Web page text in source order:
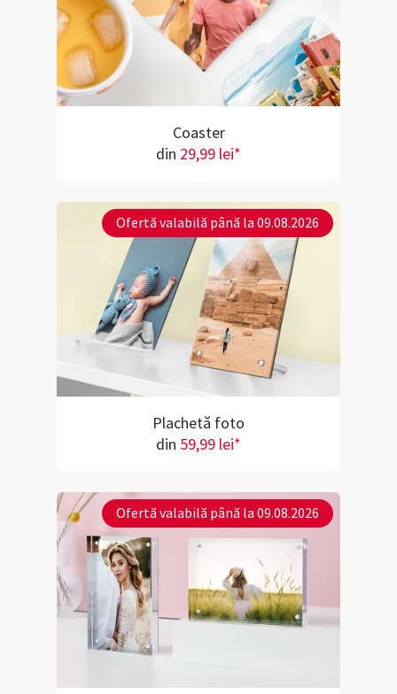
Coaster
din 29,99 lei*
Ofertă valabilă până la 09.08.2026
Plachetă foto
din 59,99 lei*
Ofertă valabilă până la 09.08.2026